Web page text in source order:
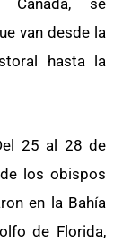
van desde la
hasta la
25 al 28 de
los obispos
en la Bahía
de Florida,